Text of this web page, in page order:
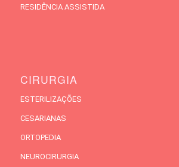
RESIDÊNCIA ASSISTIDA
CIRURGIA
ESTERILIZAÇÕES
CESARIANAS
ORTOPEDIA
NEUROCIRURGIA